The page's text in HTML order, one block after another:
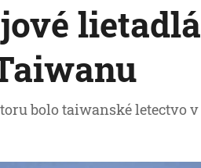
bolo taiwanské letectvo